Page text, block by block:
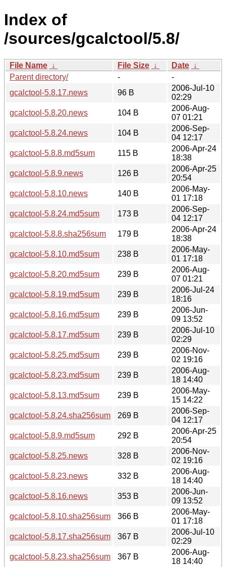
Index of
/sources/gcalctool/5.8/
File Name ↓ File Size ↓ Date ↓
Parent directory/
-
-
gcalctool-5.8.17.news
96 B
2006-Jul-10
02:29
gcalctool-5.8.20.news
104 B
2006-Aug-
07 01:21
gcalctool-5.8.24.news
104 B
2006-Sep-
04 12:17
gcalctool-5.8.8.md5sum
115 B
2006-Apr-24
18:38
gcalctool-5.8.9.news
126 B
2006-Apr-25
20:54
gcalctool-5.8.10.news
140 B
2006-May-
01 17:18
gcalctool-5.8.24.md5sum
173 B
2006-Sep-
04 12:17
gcalctool-5.8.8.sha256sum
179 B
2006-Apr-24
18:38
gcalctool-5.8.10.md5sum
238 B
2006-May-
01 17:18
gcalctool-5.8.20.md5sum
239 B
2006-Aug-
07 01:21
gcalctool-5.8.19.md5sum
239 B
2006-Jul-24
18:16
gcalctool-5.8.16.md5sum
239 B
2006-Jun-
09 13:52
gcalctool-5.8.17.md5sum
239 B
2006-Jul-10
02:29
gcalctool-5.8.25.md5sum
239 B
2006-Nov-
02 19:16
gcalctool-5.8.23.md5sum
239 B
2006-Aug-
18 14:40
gcalctool-5.8.13.md5sum
239 B
2006-May-
15 14:22
gcalctool-5.8.24.sha256sum
269 B
2006-Sep-
04 12:17
gcalctool-5.8.9.md5sum
292 B
2006-Apr-25
20:54
gcalctool-5.8.25.news
328 B
2006-Nov-
02 19:16
gcalctool-5.8.23.news
332 B
2006-Aug-
18 14:40
gcalctool-5.8.16.news
353 B
2006-Jun-
09 13:52
gcalctool-5.8.10.sha256sum
366 B
2006-May-
01 17:18
gcalctool-5.8.17.sha256sum
367 B
2006-Jul-10
02:29
gcalctool-5.8.23.sha256sum
367 B
2006-Aug-
18 14:40